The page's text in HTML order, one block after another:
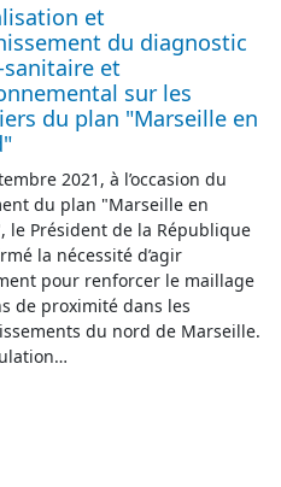
et
du diagnostic
sanitaire et
sur les
du plan "Marseille en
2021, à l’occasion du
du plan "Marseille en
le Président de la République
la nécessité d’agir
pour renforcer le maillage
de proximité dans les
du nord de Marseille.